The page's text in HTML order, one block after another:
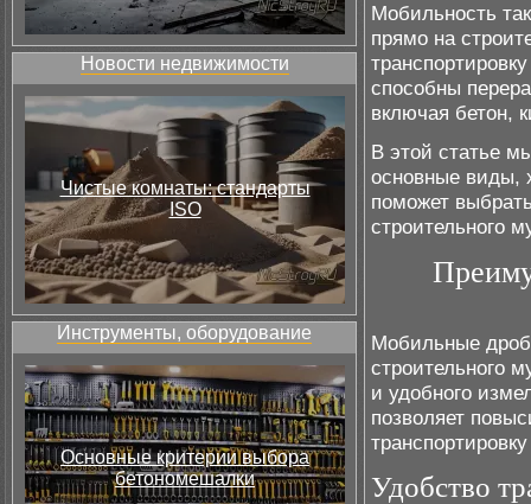
Новости недвижимости
Чистые комнаты: стандарты
ISO
Инструменты, оборудование
Основные критерии выбора
бетономешалки
Мобильность
прямо на
способны
включая бетон,
В этой статье
основные виды,
поможет
строительного
Мобильные
строительного
и удобного
позволяет
Удобство